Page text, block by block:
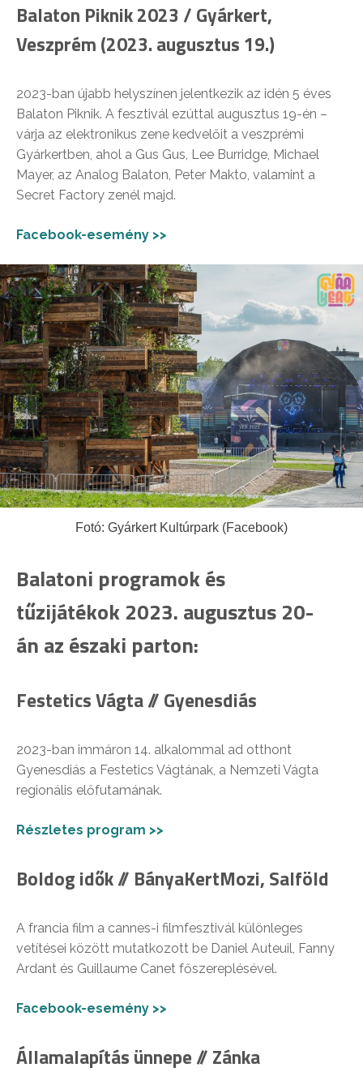
Balaton Piknik 2023 / Gyárkert,
Veszprém (2023. augusztus 19.)
2023-ban újabb helyszínen jelentkezik az idén 5 éves
Balaton Piknik. A fesztivál ezúttal augusztus 19-én –
várja az elektronikus zene kedvelőit a veszprémi
Gyárkertben, ahol a Gus Gus, Lee Burridge, Michael
Mayer, az Analog Balaton, Peter Makto, valamint a
Secret Factory zenél majd.
Facebook-esemény >>
Fotó: Gyárkert Kultúrpark (Facebook)
Balatoni programok és
tűzijátékok 2023. augusztus 20-
án az északi parton:
Festetics Vágta // Gyenesdiás
2023-ban immáron 14. alkalommal ad otthont
Gyenesdiás a Festetics Vágtának, a Nemzeti Vágta
regionális előfutamának.
Részletes program >>
Boldog idők // BányaKertMozi, Salföld
A francia film a cannes-i filmfesztivál különleges
vetítései között mutatkozott be Daniel Auteuil, Fanny
Ardant és Guillaume Canet főszereplésével.
Facebook-esemény >>
Államalapítás ünnepe // Zánka